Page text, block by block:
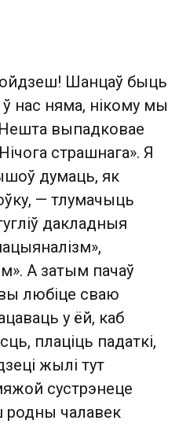
Шанцаў быць
нас няма, нікому мы
выпадковае
страшнага». Я
думаць, як
— тлумачыць
дакладныя
А затым пачаў
любіце сваю
у ёй, каб
плаціць падаткі,
жылі тут
сустрэнеце
родны чалавек